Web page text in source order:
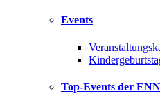
Events
Top-Events der